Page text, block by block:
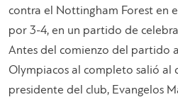
contra el Nottingham Forest en
por 3-4, en un partido de
Antes del comienzo del partido
Olympiacos al completo salió al
presidente del club, Evangelos